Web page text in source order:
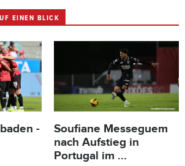
EINEN BLICK
-
Soufiane Messeguem
nach Aufstieg in
Portugal im ...